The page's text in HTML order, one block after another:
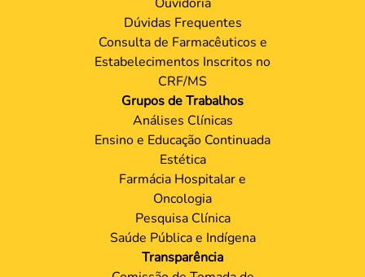
Dúvidas Frequentes
Consulta de Farmacêuticos e
Estabelecimentos Inscritos no
CRF/MS
Grupos de Trabalhos
Análises Clínicas
Ensino e Educação Continuada
Estética
Farmácia Hospitalar e
Oncologia
Pesquisa Clínica
Saúde Pública e Indígena
Transparência